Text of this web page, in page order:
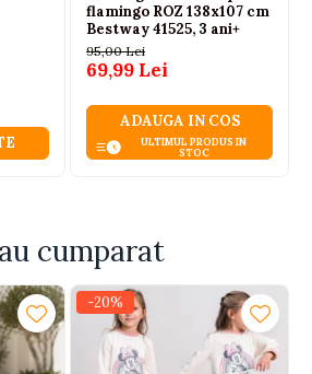
flamingo ROZ 138x107 cm
Bestway 41525, 3 ani+
95,00 Lei
69,99 Lei
ADAUGA IN COS
ULTIMUL PRODUS IN
STOC
cumparat
-20%